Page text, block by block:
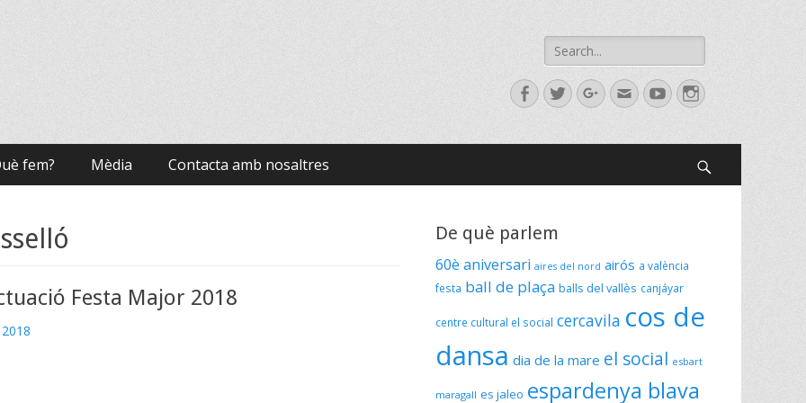
Search
for:
Facebook
TwitterGoogleplus
EmailYouTubeInstagram
fem? Mèdia Contacta amb nosaltres
Festa Major 2018
De què parlem
60è aniversari aires del nord airós a valència
festa ball de plaça balls del vallès canjáyar
centre cultural el social cercavila cos de
dansa dia de la mare el social esbart
maragall es jaleo espardenya blava